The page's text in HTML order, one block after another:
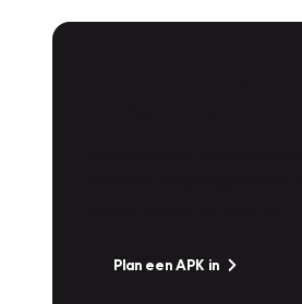
Plan een APK in